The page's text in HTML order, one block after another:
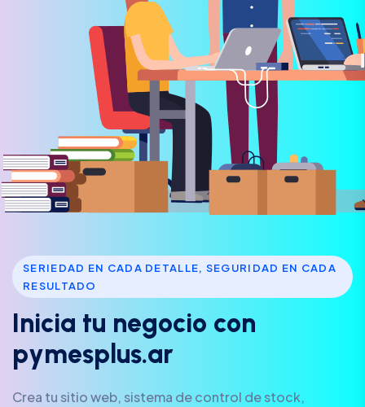
SERIEDAD EN CADA DETALLE, SEGURIDAD EN CADA
RESULTADO
Inicia tu negocio con
pymesp us.ar
Crea tu sitio web, sistema de control de stock,